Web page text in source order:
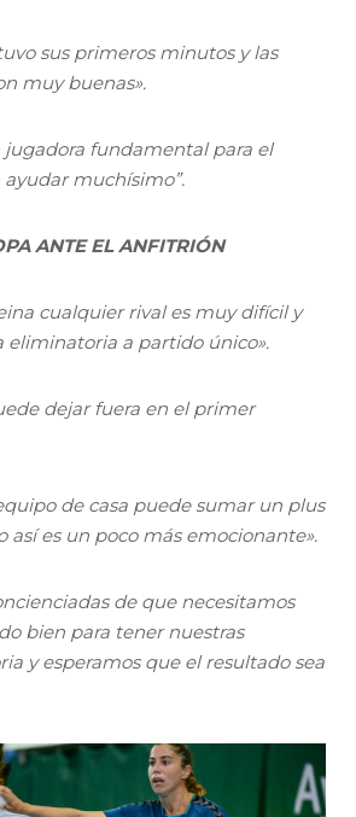
sus primeros minutos y las
muy buenas».
jugadora fundamental para el
ayudar muchísimo”.
ANTE EL ANFITRIÓN
cualquier rival es muy difícil y
eliminatoria a partido único».
dejar fuera en el primer
de casa puede sumar un plus
así es un poco más emocionante».
de que necesitamos
bien para tener nuestras
y esperamos que el resultado sea